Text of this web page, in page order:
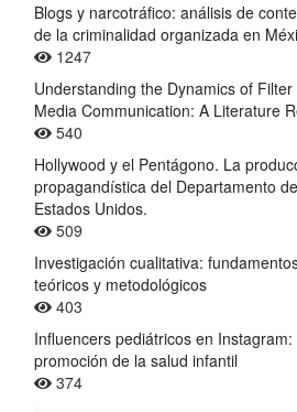
Blogs y narcotráfico: análisis de
de la criminalidad organizada en
1247
Understanding the Dynamics of
Media Communication: A Literature
540
Hollywood y el Pentágono. La
propagandística del Departamento
Estados Unidos.
509
Investigación cualitativa:
teóricos y metodológicos
403
Influencers pediátricos en
promoción de la salud infantil
374